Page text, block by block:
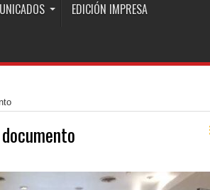
EDICIÓN IMPRESA